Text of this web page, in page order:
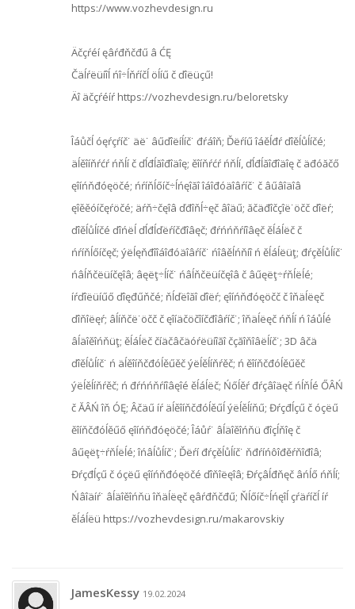
https://www.vozhevdesign.ru
Äčçŕéí ęâŕđňčđű â ĆĘ
Čäĺŕëüíîĺ ńî÷ĺňŕíčĺ öĺíű č ďîëüçű!
Äî äčçŕéíŕ https://vozhevdesign.ru/beloretsky
Îáůčĺ óęŕçŕíč˙ äë˙ âűďîëíĺíč˙ đŕáîň; Ďëŕíű îáěĺđŕ ďîěĺůĺíčé;
äĺěîíňŕćŕ ńňĺí č ďĺđĺăîđîäîę; ěîíňŕćŕ ńňĺí, ďĺđĺăîđîäîę č äđóăčő
ęîíńňđóęöčé; ńŕíňĺőíč÷ĺńęîăî îáîđóäîâŕíč˙ č âűâîäîâ
ęîěěóíčęŕöčé; äŕň÷čęîâ ďđîňĺ÷ęč âîäű; ăčäđîčçîë˙öčč ďîëŕ;
ďîěĺůĺíčé ďîńëĺ ďĺđĺďëŕíčđîâęč; đŕńńňŕíîâęč ěĺáĺëč č
ńŕíňĺőíčęč; ýëĺęňđîîáîđóäîâŕíč˙ ńîâěĺńňíî ń ěĺáĺëüţ; đŕçěĺůĺíč˙
ńâĺňčëüíčęîâ; âęëţ÷ĺíč˙ ńâĺňčëüíčęîâ č âűęëţ÷ŕňĺëĺé;
íŕďîëüíűő ďîęđűňčé; ňĺďëîăî ďîëŕ; ęîíńňđóęöčč č îňäĺëęč
ďîňîëęŕ; âĺíňčë˙öčč č ęîíäčöčîíčđîâŕíč˙; îňäĺëęč ńňĺí ń îáůĺé
âĺäîěîńňüţ; ěĺáĺëč číäčâčäóŕëüíîăî čçăîňîâëĺíč˙; 3D âčä
ďîěĺůĺíč˙ ń äĺěîíňčđóĺěűěč ýëĺěĺíňŕěč; ń ěîíňčđóĺěűěč
ýëĺěĺíňŕěč; ń đŕńńňŕíîâęîé ěĺáĺëč; Ńőĺěŕ đŕçâîäęč ńĺňĺé ŐÂŃ
č ĂÂŃ îň ÓĘ; Âčäű íŕ äĺěîíňčđóĺěűĺ ýëĺěĺíňű; Đŕçđĺçű č óçëű
ěîíňčđóĺěűő ęîíńňđóęöčé; Îáůŕ˙ âĺäîěîńňü đîçĺňîę č
âűęëţ÷ŕňĺëĺé; îńâĺůĺíč˙; Ďëŕí đŕçěĺůĺíč˙ ňđŕíńôîđěŕňîđîâ;
Đŕçđĺçű č óçëű ęîíńňđóęöčé ďîňîëęîâ; Đŕçâĺđňęč âńĺő ńňĺí;
Ńâîäíŕ˙ âĺäîěîńňü îňäĺëęč ęâŕđňčđű; Ňĺőíč÷ĺńęîĺ çŕäŕíčĺ íŕ
ěĺáĺëü https://vozhevdesign.ru/makarovskiy
JamesKessy 19.02.2024